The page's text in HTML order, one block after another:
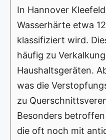
In Hannover
Wasserhärte etwa
klassifiziert wird.
häufig zu
Haushaltsgeräten.
was die
zu
Besonders
die oft noch mit